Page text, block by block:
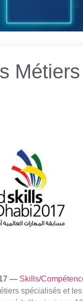
— Skills/
spécialisés et